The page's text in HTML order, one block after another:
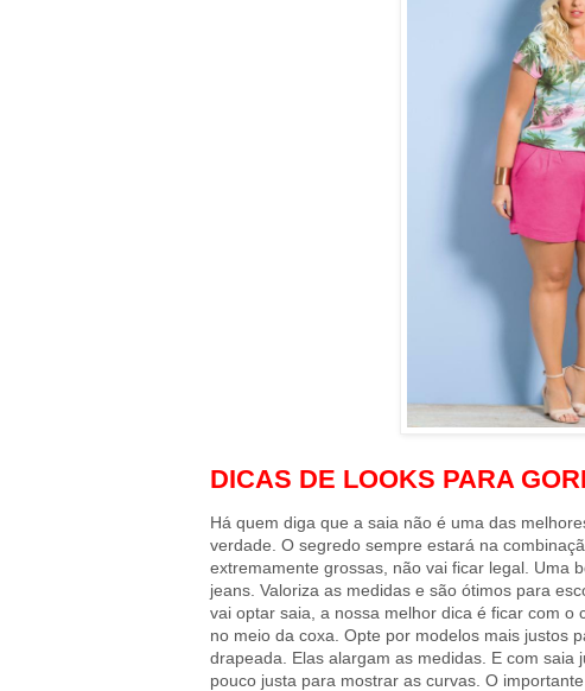
DICAS DE LOOKS PARA
Há quem diga que a saia não é uma das
verdade. O segredo sempre estará na
extremamente grossas, não vai ficar legal. Uma
jeans. Valoriza as medidas e são ótimos para
vai optar saia, a nossa melhor dica é ficar com
no meio da coxa. Opte por modelos mais justos
drapeada. Elas alargam as medidas. E com
pouco justa para mostrar as curvas. O